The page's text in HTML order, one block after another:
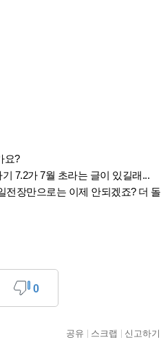
요?
7.2가 7월 초라는 글이 있길래...
전장만으로는 이제 안되겠죠? 더
0
공유 스크랩 신고하기